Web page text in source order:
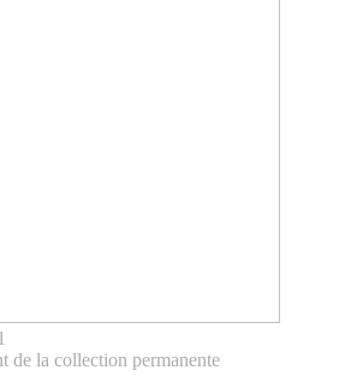
la collection permanente